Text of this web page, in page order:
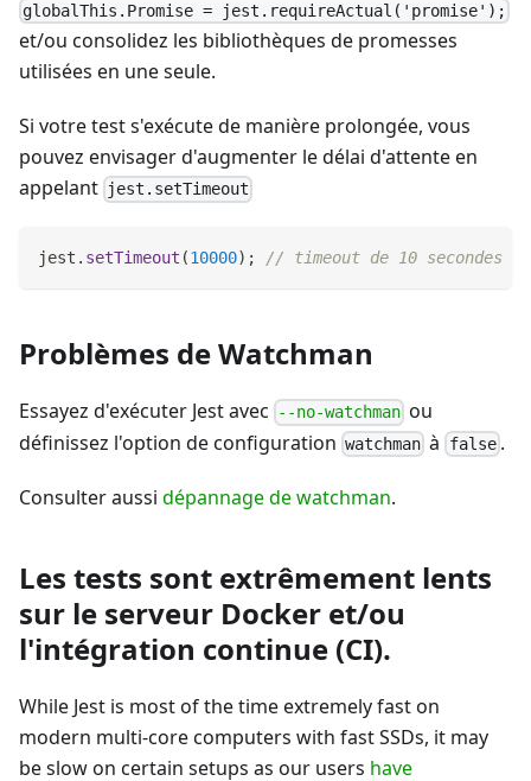
globalThis.Promise = jest.requireActual('promise');
et/ou consolidez les bibliothèques de promesses
utilisées en une seule.
Si votre test s'exécute de manière prolongée, vous
pouvez envisager d'augmenter le délai d'attente en
appelant jest.setTimeout
jest . setTimeout (10000) ; // timeout de 10 secondes
Problèmes de Watchman
Essayez d'exécuter Jest avec --no-watchman ou
définissez l'option de configuration watchman à false.
Consulter aussi dépannage de watchman.
Les tests sont extrêmement lents
sur le serveur Docker et/ou
l'intégration continue (CI).
While Jest is most of the time extremely fast on
modern multi-core computers with fast SSDs, it may
be slow on certain setups as our users have